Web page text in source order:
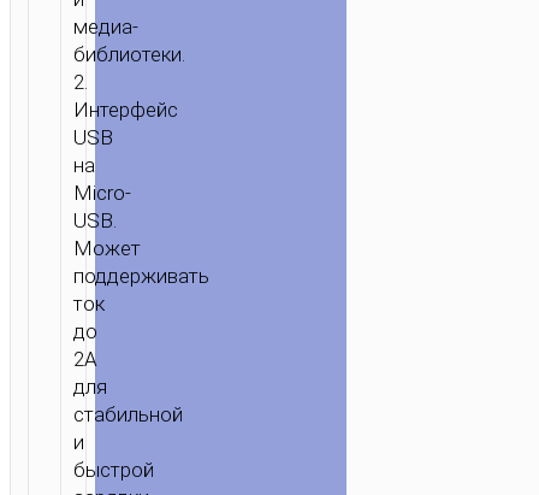
ГЛАВНАЯ / МОБИЛЬНЫЕ
АКСЕССУАРЫ
/ КАБЕЛЬ
медиа-
библиотеки.
2.
Интерфейс
USB
на
Micro-
USB.
Может
поддерживать
ток
до
2А
для
стабильной
и
быстрой